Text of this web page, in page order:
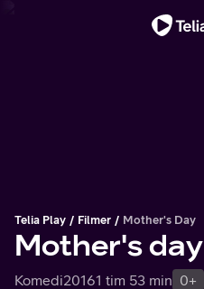
Telia Play Filmer Mother's Day
Mother's day
Komedi20161 tim 53 min 0+